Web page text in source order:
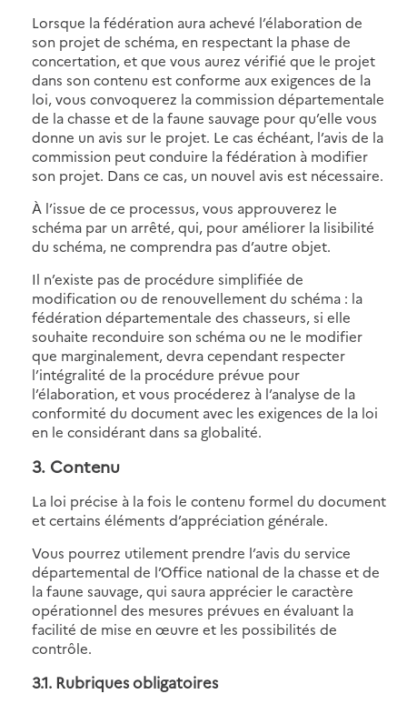
Lorsque la fédération aura achevé l’élaboration de
son projet de schéma, en respectant la phase de
concertation, et que vous aurez vérifié que le projet
dans son contenu est conforme aux exigences de la
loi, vous convoquerez la commission départementale
de la chasse et de la faune sauvage pour qu’elle vous
donne un avis sur le projet. Le cas échéant, l’avis de la
commission peut conduire la fédération à modifier
son projet. Dans ce cas, un nouvel avis est nécessaire.
À l’issue de ce processus, vous approuverez le
schéma par un arrêté, qui, pour améliorer la lisibilité
du schéma, ne comprendra pas d’autre objet.
Il n’existe pas de procédure simplifiée de
modification ou de renouvellement du schéma : la
fédération départementale des chasseurs, si elle
souhaite reconduire son schéma ou ne le modifier
que marginalement, devra cependant respecter
l’intégralité de la procédure prévue pour
l’élaboration, et vous procéderez à l’analyse de la
conformité du document avec les exigences de la loi
en le considérant dans sa globalité.
3. Contenu
La loi précise à la fois le contenu formel du document
et certains éléments d’appréciation générale.
Vous pourrez utilement prendre l’avis du service
départemental de l’Office national de la chasse et de
la faune sauvage, qui saura apprécier le caractère
opérationnel des mesures prévues en évaluant la
facilité de mise en œuvre et les possibilités de
contrôle.
3.1. Rubriques obligatoires